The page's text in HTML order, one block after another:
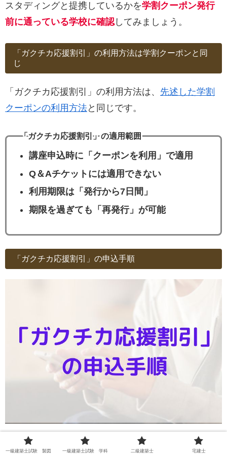
スタディングと提携しているかを学割クーポン発行
前に通っている学校に確認してみましょう。
「ガクチカ応援割引」の利用方法は学割クーポンと同
じ
「ガクチカ応援割引」の利用方法は、 先述した学割
クーポンの利用方法と同じです。
「ガクチカ応援割引」の適用範囲
講座申込時に「クーポンを利用」で適用
Q＆Aチケットには適用できない
利用期限は「発行から7日間」
期限を過ぎても「再発行」が可能
「ガクチカ応援割引」の申込手順
ガクチカ応援割引で申し込む手順は学割クーポンの
一級建築士試験 製図 一級建築士試験 学科 二級建築士 宅建士